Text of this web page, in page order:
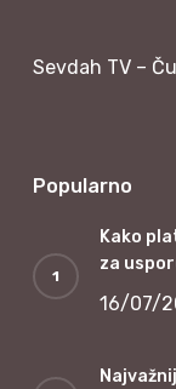
Sevdah TV –
Popularno
Kako
za
16/07/